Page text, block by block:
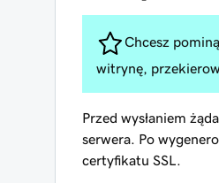
Chcesz
witrynę,
Przed wysłaniem
serwera. Po
certyfikatu SSL.